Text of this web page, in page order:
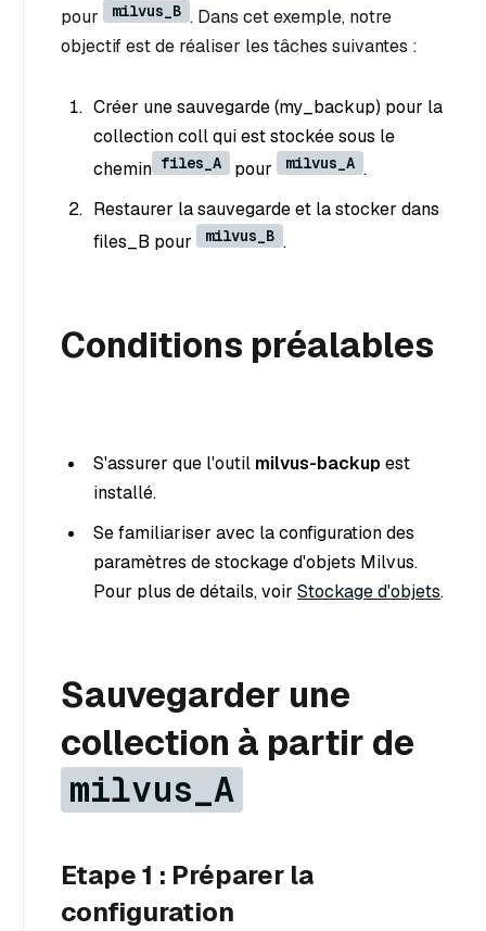
pour
milvus_B . Dans cet exemple, notre
objectif est de réaliser les tâches suivantes :
Créer une sauvegarde (my_backup) pour la
collection coll qui est stockée sous le
chemin files_A pour milvus_A .
Restaurer la sauvegarde et la stocker dans
files_B pour
milvus_B .
Conditions préalables
S'assurer que l'outil milvus-backupest
installé.
Se familiariser avec la configuration des
paramètres de stockage d'objets Milvus.
Pour plus de détails, voir Stockage d'objets.
Sauvegarder une
collection à partir de
milvus_A
Etape 1 : Préparer la
configuration